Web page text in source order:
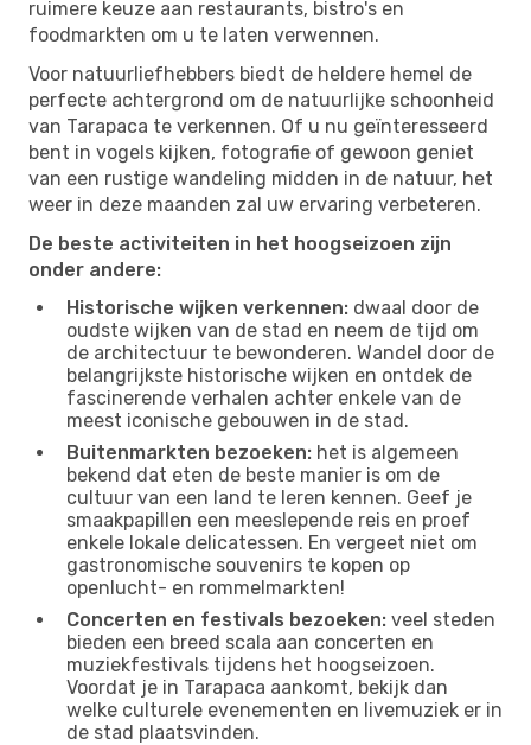
ruimere keuze aan restaurants, bistro's en
foodmarkten om u te laten verwennen.
Voor natuurliefhebbers biedt de heldere hemel de
perfecte achtergrond om de natuurlijke schoonheid
van Tarapaca te verkennen. Of u nu geïnteresseerd
bent in vogels kijken, fotografie of gewoon geniet
van een rustige wandeling midden in de natuur, het
weer in deze maanden zal uw ervaring verbeteren.
De beste activiteiten in het hoogseizoen zijn
onder andere:
Historische wijken verkennen: dwaal door de
oudste wijken van de stad en neem de tijd om
de architectuur te bewonderen. Wandel door de
belangrijkste historische wijken en ontdek de
fascinerende verhalen achter enkele van de
meest iconische gebouwen in de stad.
Buitenmarkten bezoeken: het is algemeen
bekend dat eten de beste manier is om de
cultuur van een land te leren kennen. Geef je
smaakpapillen een meeslepende reis en proef
enkele lokale delicatessen. En vergeet niet om
gastronomische souvenirs te kopen op
openlucht- en rommelmarkten!
Concerten en festivals bezoeken: veel steden
bieden een breed scala aan concerten en
muziekfestivals tijdens het hoogseizoen.
Voordat je in Tarapaca aankomt, bekijk dan
welke culturele evenementen en livemuziek er in
de stad plaatsvinden.